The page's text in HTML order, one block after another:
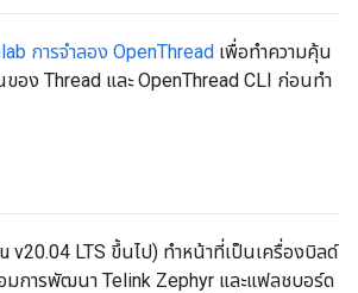
การจำลอง OpenThread เพื่อทำความคุ้น
อง Thread และ OpenThread CLI ก่อนทำ
v20.04 LTS ขึ้นไป) ทำหน้าที่เป็นเครื่องบิลด์
มการพัฒนา Telink Zephyr และแฟลชบอร์ด